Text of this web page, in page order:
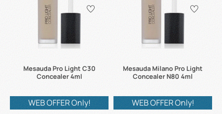
Mesauda Pro Light C30
Concealer 4ml
WEB OFFER Only!
Mesauda Milano Pro Light
Concealer N80 4ml
WEB OFFER Only!